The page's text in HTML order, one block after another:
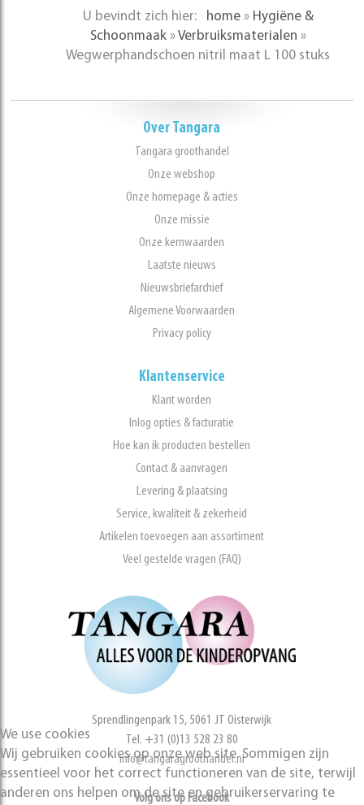
U bevindt zich hier: home » Hygiëne &
Schoonmaak »Verbruiksmaterialen »
Wegwerphandschoen nitril maat L 100 stuks
Over Tangara
Tangara groothandel
Onze webshop
Onze homepage & acties
Onze missie
Onze kernwaarden
Laatste nieuws
Nieuwsbriefarchief
Algemene Voorwaarden
Privacy policy
Klantenservice
Klant worden
Inlog opties & facturatie
Hoe kan ik producten bestellen
Contact & aanvragen
Levering & plaatsing
Service, kwaliteit & zekerheid
Artikelen toevoegen aan assortiment
Veel gestelde vragen (FAQ)
Sprendlingenpark 15, 5061 JT Oisterwijk
Tel. +31 (0)13 528 23 80
info@tangaragroothandel.nl
Volg ons op Facebook
We use cookies
Wij gebruiken cookies op onze web site. Sommigen zijn
essentieel voor het correct functioneren van de site, terwijl
anderen ons helpen om de site en gebruikerservaring te